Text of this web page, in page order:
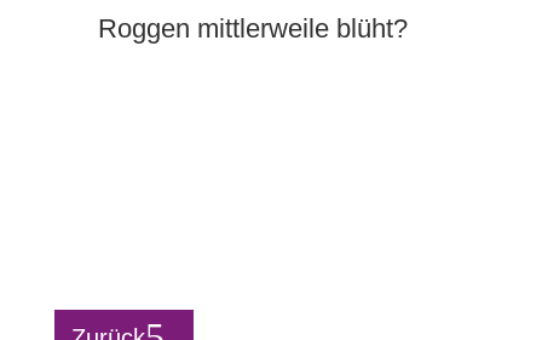
Roggen mittlerweile blüht?